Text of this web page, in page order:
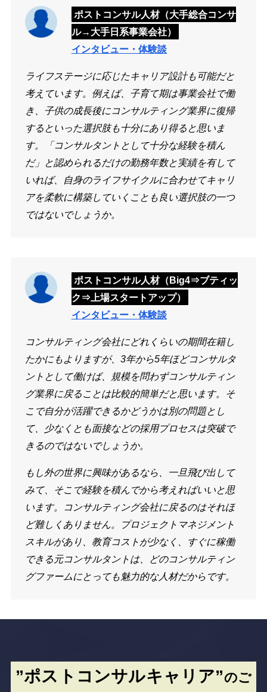
ポストコンサル人材（大手総合コンサ
ル→大手日系事業会社）
インタビュー・体験談
ライフステージに応じたキャリア設計も可能だと
考えています。例えば、子育て期は事業会社で働
き、子供の成長後にコンサルティング業界に復帰
するといった選択肢も十分にあり得ると思いま
す。「コンサルタントとして十分な経験を積ん
だ」と認められるだけの勤務年数と実績を有して
いれば、自身のライフサイクルに合わせてキャリ
アを柔軟に構築していくことも良い選択肢の一つ
ではないでしょうか。
ポストコンサル人材（Big4⇒ブティッ
ク⇒上場スタートアップ）
インタビュー・体験談
コンサルティング会社にどれくらいの期間在籍し
たかにもよりますが、3年から5年ほどコンサルタ
ントとして働けば、規模を問わずコンサルティン
グ業界に戻ることは比較的簡単だと思います。そ
こで自分が活躍できるかどうかは別の問題とし
て、少なくとも面接などの採用プロセスは突破で
きるのではないでしょうか。
もし外の世界に興味があるなら、一旦飛び出して
みて、そこで経験を積んでから考えればいいと思
います。コンサルティング会社に戻るのはそれほ
ど難しくありません。プロジェクトマネジメント
スキルがあり、教育コストが少なく、すぐに稼働
できる元コンサルタントは、どのコンサルティン
グファームにとっても魅力的な人材だからです。
”ポストコンサルキャリア”のご